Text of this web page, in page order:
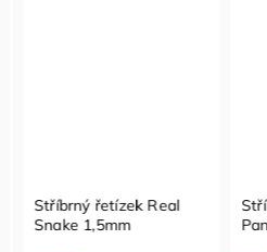
Stříbrný řetízek Real
Snake 1,5mm